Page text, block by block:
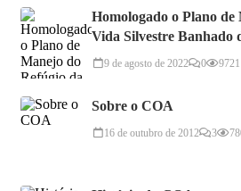
Homologado o Plano
Vida Silvestre Banhado
9 de agosto de 2022 0 9721
Sobre o COA
16 de outubro de 2012 3